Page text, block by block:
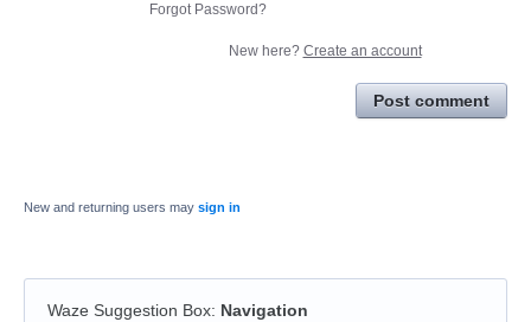
Forgot Password?
New here? Create an account
Post comment
New and returning users may sign in
Waze Suggestion Box: Navigation